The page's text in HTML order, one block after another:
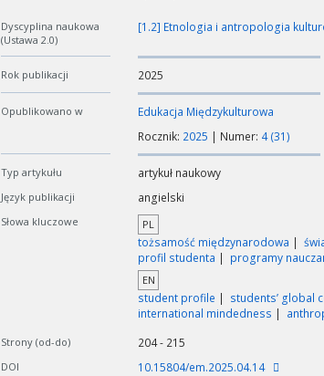
Dyscyplina naukowa
(Ustawa 2.0)
[1.2] Etnologia i antropologia
Rok publikacji 2025
Opublikowano w
Edukacja Międzykulturowa
Rocznik: 2025 | Numer: 4 (31)
Typ artykułu artykuł naukowy
Język publikacji angielski
Słowa kluczowe PL
tożsamość międzynarodowa
profil studenta
programy
EN
student profile students’ global
international mindedness
Strony (od-do) 204 - 215
DOI 10.15804/em.2025.04.14